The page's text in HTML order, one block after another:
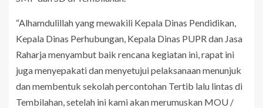
“Alhamdulillah yang mewakili Kepala Dinas Pendidikan,
Kepala Dinas Perhubungan, Kepala Dinas PUPR dan Jasa
Raharja menyambut baik rencana kegiatan ini, rapat ini
juga menyepakati dan menyetujui pelaksanaan menunjuk
dan membentuk sekolah percontohan Tertib lalu lintas di
Tembilahan, setelah ini kami akan merumuskan MOU /